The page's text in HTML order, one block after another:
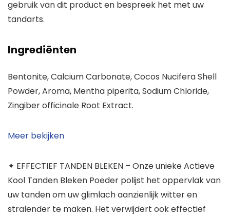
gebruik van dit product en bespreek het met uw
tandarts.
Ingrediënten
Bentonite, Calcium Carbonate, Cocos Nucifera Shell
Powder, Aroma, Mentha piperita, Sodium Chloride,
Zingiber officinale Root Extract.
Meer bekijken
✦ EFFECTIEF TANDEN BLEKEN – Onze unieke Actieve
Kool Tanden Bleken Poeder polijst het oppervlak van
uw tanden om uw glimlach aanzienlijk witter en
stralender te maken. Het verwijdert ook effectief